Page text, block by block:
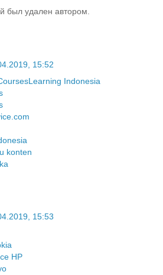
был удален автором.
15:52
Learning Indonesia
konten
15:53
HP